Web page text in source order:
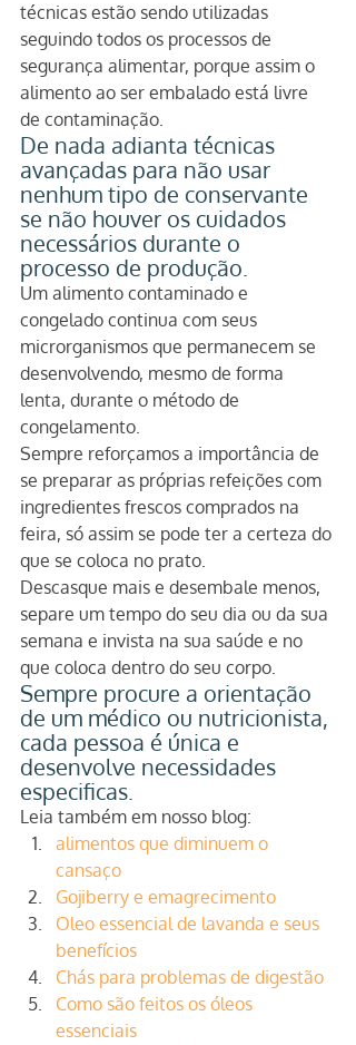
técnicas estão sendo utilizadas
seguindo todos os processos de
segurança alimentar, porque assim o
alimento ao ser embalado está livre
de contaminação.
De nada adianta técnicas
avançadas para não usar
nenhum tipo de conservante
se não houver os cuidados
necessários durante o
processo de produção.
Um alimento contaminado e
congelado continua com seus
microrganismos que permanecem se
desenvolvendo, mesmo de forma
lenta, durante o método de
congelamento.
Sempre reforçamos a importância de
se preparar as próprias refeições com
ingredientes frescos comprados na
feira, só assim se pode ter a certeza do
que se coloca no prato.
Descasque mais e desembale menos,
separe um tempo do seu dia ou da sua
semana e invista na sua saúde e no
que coloca dentro do seu corpo.
Sempre procure a orientação
de um médico ou nutricionista,
cada pessoa é única e
desenvolve necessidades
especificas.
Leia também em nosso blog:
alimentos que diminuem o
cansaço
Gojiberry e emagrecimento
Oleo essencial de lavanda e seus
benefícios
Chás para problemas de digestão
Como são feitos os óleos
essenciais